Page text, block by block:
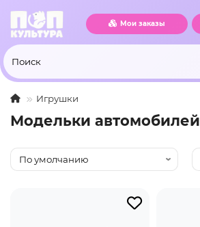
Мои заказы
Игрушки
Модельки автомобилей